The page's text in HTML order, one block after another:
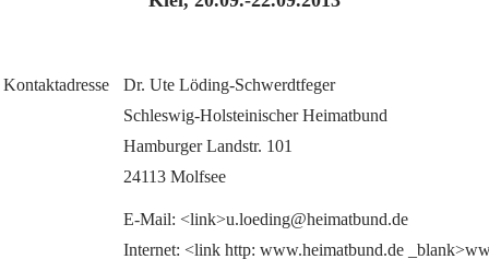
Kontaktadresse
Dr. Ute Löding-Schwerdtfeger
Schleswig-Holsteinischer Heimatbund
Hamburger Landstr. 101
24113 Molfsee
E-Mail: <link>u.loeding@heimatbund.de
Internet: <link http: www.heimatbund.de